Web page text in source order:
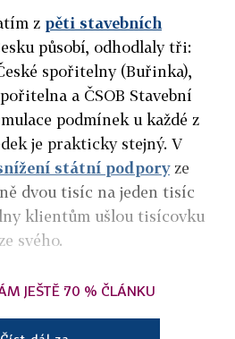
z pěti stavebních
působí, odhodlaly tři:
spořitelny (Buřinka),
a ČSOB Stavební
podmínek u každé z
je prakticky stejný. V
státní podporyze
dvou tisíc na jeden tisíc
klientům ušlou tisícovku
svého.
JEŠTĚ 70 % ČLÁNKU